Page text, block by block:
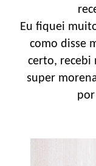
Eu fiquei
como disse
certo, recebi
super